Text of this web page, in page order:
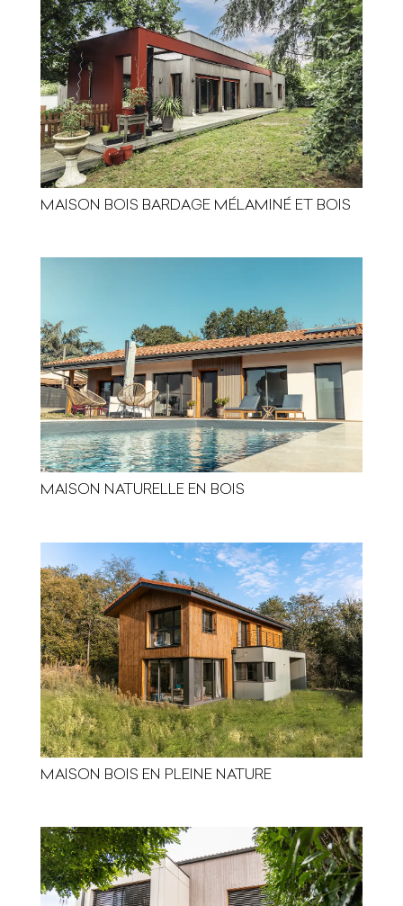
MAISON BOIS BARDAGE MÉLAMINÉ ET BOIS
MAISON NATURELLE EN BOIS
MAISON BOIS EN PLEINE NATURE